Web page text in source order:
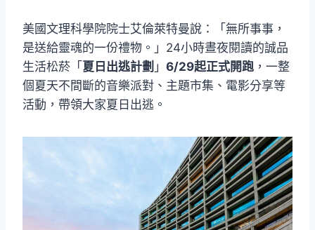
美國文理科學院院士艾倫萊特曼說：「無所事事，
是送給靈魂的一份禮物。」24小時晝夜閱讀的誠品
生活松菸「 夏日出逃計劃 」 6/29起正式開跑 ，一整
個夏天不間斷的音樂派對、主題市集、電影分享等
活動，帶領大家夏日出逃。